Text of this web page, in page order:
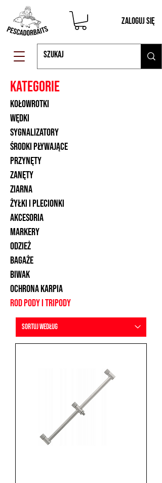
Zaloguj się
KATEGORIE
kołowrotki
wędki
sygnalizatory
środki pływające
Przynęty
zanęty
ZIARNA
żyłki i plecionki
akcesoria
markery
odzież
bagaże
Biwak
ochrona karpia
ROD pody i tripody